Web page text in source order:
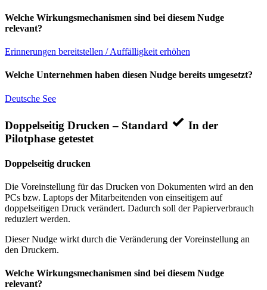
Welche Wirkungsmechanismen sind bei diesem Nudge
relevant?
Erinnerungen bereitstellen / Auffälligkeit erhöhen
Welche Unternehmen haben diesen Nudge bereits umgesetzt?
Deutsche See
Doppelseitig Drucken – Standard
In der
Pilotphase getestet
Doppelseitig drucken
Die Voreinstellung für das Drucken von Dokumenten wird an den
PCs bzw. Laptops der Mitarbeitenden von einseitigem auf
doppelseitigen Druck verändert. Dadurch soll der Papierverbrauch
reduziert werden.
Dieser Nudge wirkt durch die Veränderung der Voreinstellung an
den Druckern.
Welche Wirkungsmechanismen sind bei diesem Nudge
relevant?